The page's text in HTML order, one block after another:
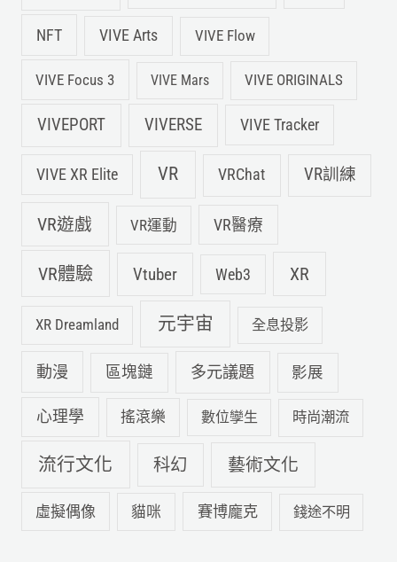
NFT VIVE Arts VIVE Flow
VIVE Focus 3 VIVE Mars VIVE ORIGINALS
VIVEPORT VIVERSE VIVE Tracker
VIVE XR Elite VR VRChat VR訓練
VR遊戲 VR運動 VR醫療
VR體驗 Vtuber Web3 XR
XR Dreamland 元宇宙 全息投影
動漫 區塊鏈 多元議題 影展
心理學 搖滾樂 數位孿生 時尚潮流
流行文化 科幻 藝術文化
虛擬偶像 貓咪 賽博龐克 錢途不明